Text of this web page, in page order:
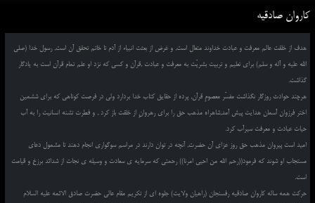
کاروان صادقیه
هدف از خلقت عالم معرفت و عبادت خداوند متعال است, و غرض از بعثت انبیاء از آدم تا خاتم تحقق آن است, رسول خدا (صلی
الله علیه و آله و سلم) برای تعلیم و تربیت بشریّت به معرفت و عبادت ,قرآن و کسی که نزد او علم تمام قرآن است به یادگار
گذاشت.
هرچند حوادث روزگار نگذاشت مفسّر معصومِ قرآن, پرده از حقایق کتاب خدا بردارد ولی در فرصت کوتاهی که برای ششمین
اختر فرزوان آسمان هدایت پیش آمد,شاهراه مذهب حق را برای رهروانِ از خلقت باز کرد , و فطرت تشنه انسانیت را به آب
حیات عبادت و معرفت سیرآب کرد.
امید است پیروان مذهب حق روز عزای آن حضرت, آنچه در توان دارند در مراسم سوگواری انجام دهند تا مشمول دعای
مستجاب او شوند که فرمود((رحم الله من احیی امرنا)) رحمتی که سرمایه ی سعادت و وسیله ی نجات از شدائد برزخ و قیامت
است.
حرکت همه ساله کاروان صادقیه رفسنجان (راهیان ولایت) جلوه ای از تکریم مقام عالی حضرت صادق الائمه علیه السلام